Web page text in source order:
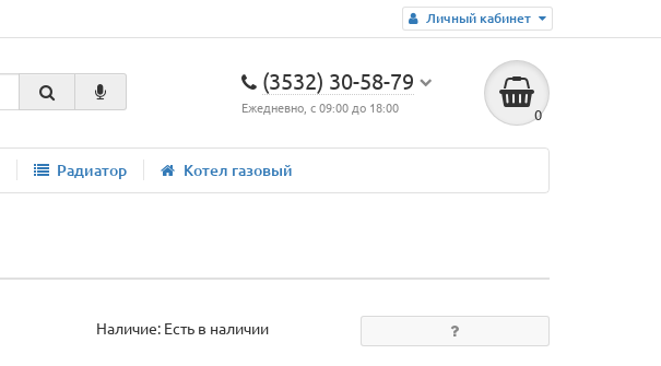
Личный кабинет
(3532) 30-58-79
Ежедневно, с 09:00 до 18:00 0
Радиатор Котел газовый
Наличие: Есть в наличии